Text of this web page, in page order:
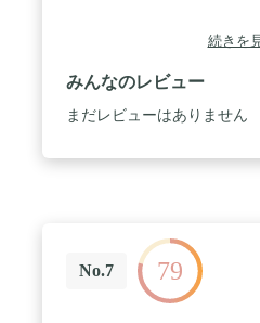
続きを
みんなのレビュー
まだレビューはありません
No.7 79